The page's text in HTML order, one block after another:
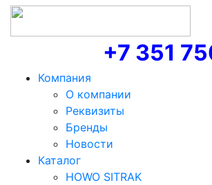
+7 351
Компания
О компании
Реквизиты
Бренды
Новости
Каталог
HOWO SITRAK